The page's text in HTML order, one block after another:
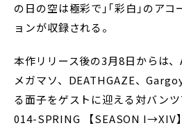
の日の空は極彩で｣｢彩白｣のアコ
ョンが収録される。
本作リリース後の3月8日からは
メガマソ、DEATHGAZE、
る面子をゲストに迎える対バン
014-SPRING 【SEASON I→XIV